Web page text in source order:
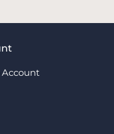
Account